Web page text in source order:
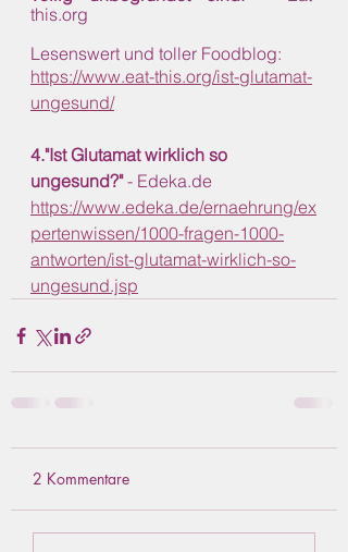
this.org
Lesenswert und toller Foodblog:
https://www.eat-this.org/ist-glutamat-
ungesund/
4."Ist Glutamat wirklich so
ungesund?" - Edeka.de
https://www.edeka.de/ernaehrung/ex
pertenwissen/1000-fragen-1000-
antworten/ist-glutamat-wirklich-so-
ungesund.jsp
2 Kommentare